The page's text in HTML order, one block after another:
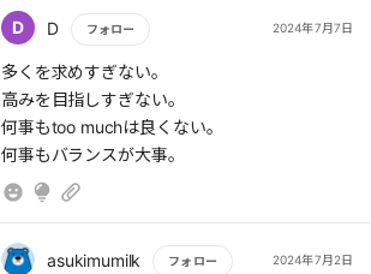
他人に依存してなんぼ
> 自分の気持ちを否定しないことも大切だ。た
とえば、あなたがつらさやしんどさを感じたと
き、他者への嫌悪感や憎しみを抱いたとき、そ
の気持ちを押し殺そうとしてはいけない。
D D フォロー 2024年7月7日
もっと読む
多くを求めすぎない。
高みを目指しすぎない。
何事もtoo muchは良くない。
何事もバランスが大事。
asukimumilk フォロー 2024年7月2日